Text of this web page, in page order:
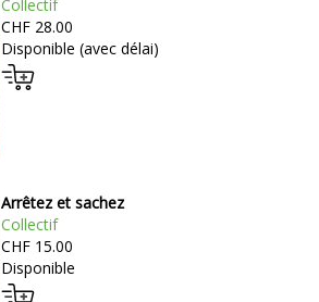
Collectif
CHF 28.00
Disponible (avec délai)
Arrêtez et sachez
Collectif
CHF 15.00
Disponible